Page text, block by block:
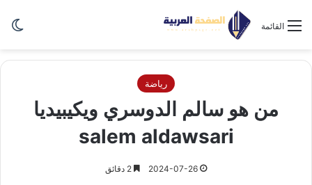
القائمة
رياضة
من هو سالم الدوسري ويكيبيديا
salem aldawsari
2024-07-26